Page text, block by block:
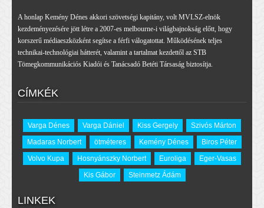
A honlap Kemény Dénes akkori szövetségi kapitány, volt MVLSZ-elnök
kezdeményezésére jött létre a 2007-es melbourne-i világbajnokság előtt, hogy
korszerű médiaeszközként segítse a férfi válogatottat. Működésének teljes
technikai-technológiai hátterét, valamint a tartalmat kezdettől az STB
Tömegkommunikációs Kiadói és Tanácsadó Betéti Társaság biztosítja.
CÍMKÉK
Varga Dénes Varga Dániel Kiss Gergely
Szivós Márton
Madaras Norbert
ötméteres Kemény Dénes
Biros Péter
Volvo Kupa
Hosnyánszky Norbert Euroliga
Eger-Vasas
Kis Gábor
Steinmetz Ádám
LINKEK